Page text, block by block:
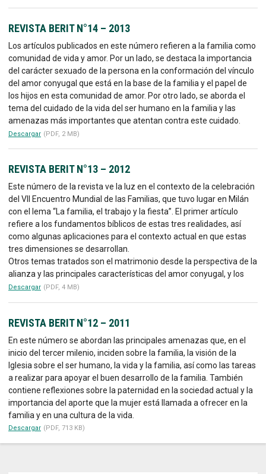
REVISTA BERIT N°14 – 2013
Los artículos publicados en este número refieren a la familia como
comunidad de vida y amor. Por un lado, se destaca la importancia
del carácter sexuado de la persona en la conformación del vínculo
del amor conyugal que está en la base de la familia y el papel de
los hijos en esta comunidad de amor. Por otro lado, se aborda el
tema del cuidado de la vida del ser humano en la familia y las
amenazas más importantes que atentan contra este cuidado.
Descargar (PDF, 2 MB)
REVISTA BERIT N°13 – 2012
Este número de la revista ve la luz en el contexto de la celebración
del VII Encuentro Mundial de las Familias, que tuvo lugar en Milán
con el lema “La familia, el trabajo y la fiesta”. El primer artículo
refiere a los fundamentos bíblicos de estas tres realidades, así
como algunas aplicaciones para el contexto actual en que estas
tres dimensiones se desarrollan.
Otros temas tratados son el matrimonio desde la perspectiva de la
alianza y las principales características del amor conyugal, y los
Descargar (PDF, 4 MB)
REVISTA BERIT N°12 – 2011
En este número se abordan las principales amenazas que, en el
inicio del tercer milenio, inciden sobre la familia, la visión de la
Iglesia sobre el ser humano, la vida y la familia, así como las tareas
a realizar para apoyar el buen desarrollo de la familia. También
contiene reflexiones sobre la paternidad en la sociedad actual y la
importancia del aporte que la mujer está llamada a ofrecer en la
familia y en una cultura de la vida.
Descargar (PDF, 713 KB)